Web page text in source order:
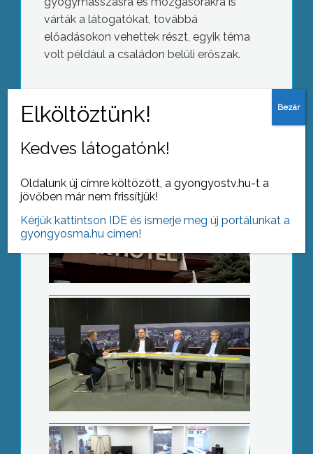
várták a látogatókat, továbbá
előadásokon vehettek részt, egyik téma
volt például a családon belüli erőszak.
Elkelt az Avar Hotel
Szakemberhiány
Gyakorlat teszi a mestert
Kedves látogatónk!
Oldalunk új címre költözött, a gyongyostv.hu-t a
jövőben már nem frissítjük!
Kérjük kattintson IDE és ismerje meg új portálunkat a
gyongyosma.hu címen!